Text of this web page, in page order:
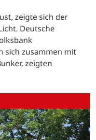
zeigte sich der
Deutsche
sich zusammen mit
zeigten